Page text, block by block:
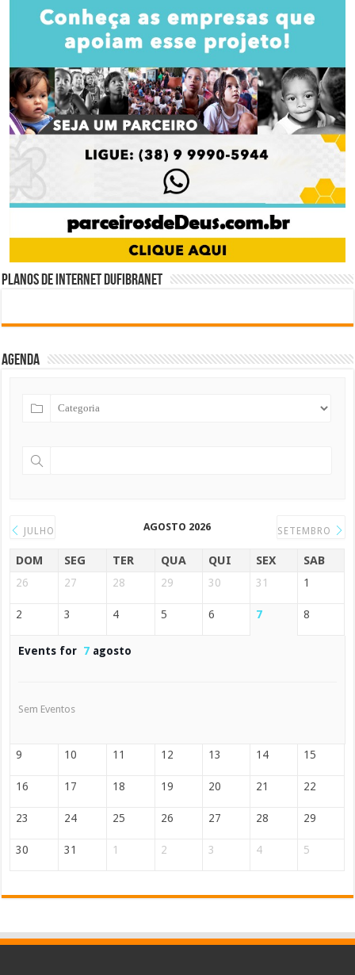
Planos de internet DUFIBRANET
Agenda
JULHO AGOSTO 2026 SETEMBRO
DOM SEG TER QUA QUI SEX SAB
26 27 28 29 30 31 1
2 3 4 5 6 7 8
Events for 7 agosto
Sem Eventos
9 10 11 12 13 14 15
16 17 18 19 20 21 22
23 24 25 26 27 28 29
30 31 1 2 3 4 5